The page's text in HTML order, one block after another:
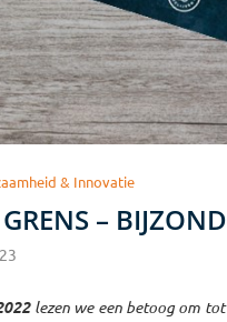
& Innovatie
–
lezen we een betoog om tot